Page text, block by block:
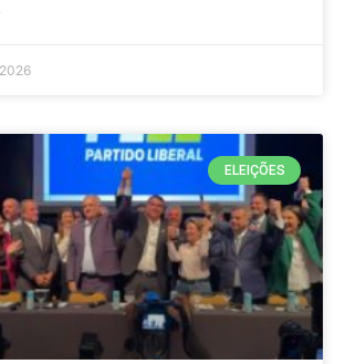
ELEIÇÕES